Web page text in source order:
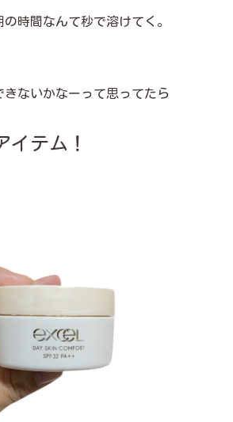
時間なんて秒で溶けてく。
ないかなーって思ってたら
イテム！